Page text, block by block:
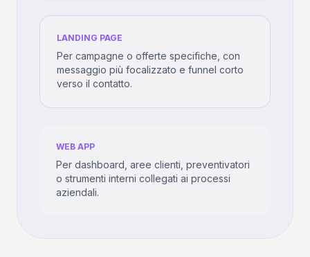
LANDING PAGE
Per campagne o offerte specifiche, con
messaggio più focalizzato e funnel corto
verso il contatto.
WEB APP
Per dashboard, aree clienti, preventivatori
o strumenti interni collegati ai processi
aziendali.